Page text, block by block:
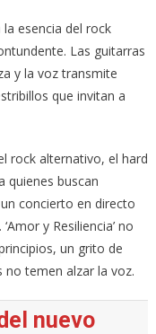
la esencia del rock
Las guitarras
y la voz transmite
que invitan a
rock alternativo, el hard
quienes buscan
concierto en directo
y Resiliencia’ no
un grito de
no temen alzar la voz.
nuevo